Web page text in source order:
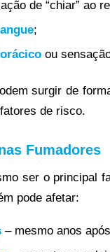
de “chiar” ao
;
ou
surgir de
de risco.
Fumadores
ser o principal
pode afetar:
– mesmo anos